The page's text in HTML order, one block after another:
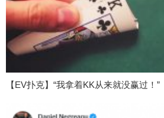
【EV扑克】“我拿着KK从来就没赢过！”